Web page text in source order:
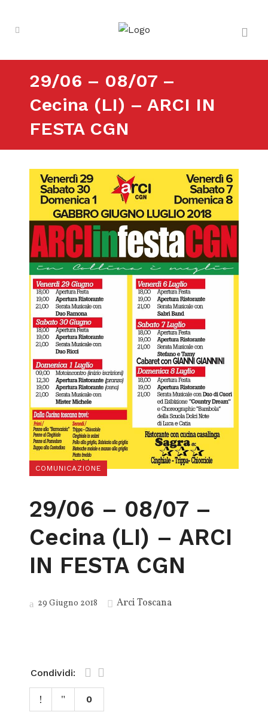
29/06 – 08/07 –
Cecina (LI) – ARCI IN
FESTA CGN
COMUNICAZIONE
29/06 – 08/07 –
Cecina (LI) – ARCI
IN FESTA CGN
29 Giugno 2018 Arci Toscana
Condividi:
0